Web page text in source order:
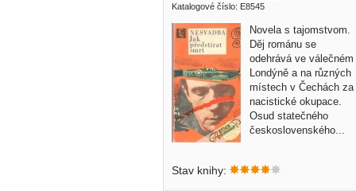
Katalogové číslo: E8545
Novela s tajomstvom.
Děj románu se
odehrává ve válečném
Londýně a na různých
místech v Čechách za
nacistické okupace.
Osud statečného
československého...
Stav knihy: